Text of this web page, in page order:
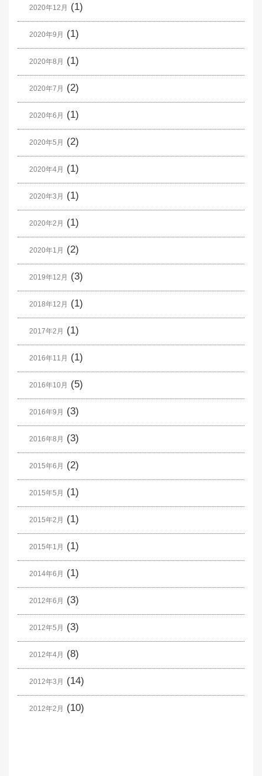
2020年12月 (1)
2020年9月 (1)
2020年8月 (1)
2020年7月 (2)
2020年6月 (1)
2020年5月 (2)
2020年4月 (1)
2020年3月 (1)
2020年2月 (1)
2020年1月 (2)
2019年12月 (3)
2018年12月 (1)
2017年2月 (1)
2016年11月 (1)
2016年10月 (5)
2016年9月 (3)
2016年8月 (3)
2015年6月 (2)
2015年5月 (1)
2015年2月 (1)
2015年1月 (1)
2014年6月 (1)
2012年6月 (3)
2012年5月 (3)
2012年4月 (8)
2012年3月 (14)
2012年2月 (10)